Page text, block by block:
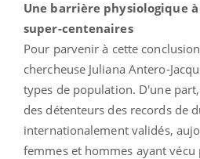
Une barrière physiologique
super-centenaires
Pour parvenir à cette
chercheuse Juliana Antero-
types de population. D'une
des détenteurs des records de
internationalement validés,
femmes et hommes ayant vécu